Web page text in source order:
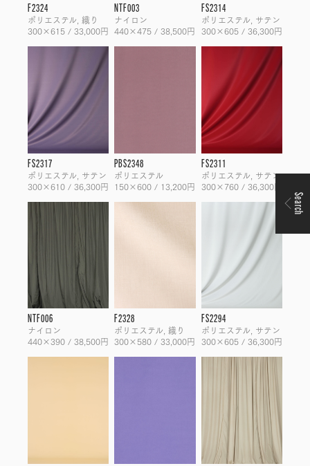
F2324
ポリエステル, 織り
300×615 / 33,000円
NTF003
ナイロン
440×475 / 38,500円
FS2314
ポリエステル, サテン
300×605 / 36,300円
FS2317
ポリエステル, サテン
300×610 / 36,300円
PBS2348
ポリエステル
150×600 / 13,200円
FS2311
ポリエステル, サテン
300×760 / 36,300円
NTF006
ナイロン
440×390 / 38,500円
F2328
ポリエステル, 織り
300×580 / 33,000円
FS2294
ポリエステル, サテン
300×605 / 36,300円
Search